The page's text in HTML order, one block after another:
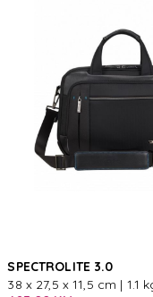
SLG
SLG
SLG
SLG
SPECTROLITE 3.0
38 x 27,5 x 11,5 cm | 1.1